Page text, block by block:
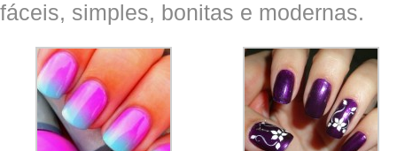
fáceis, simples, bonitas e modernas.